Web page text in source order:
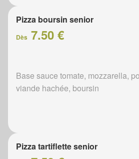
Pizza boursin senior
Dès 7.50 €
Base sauce tomate, mozzarella,
viande hachée, boursin
Pizza tartiflette senior